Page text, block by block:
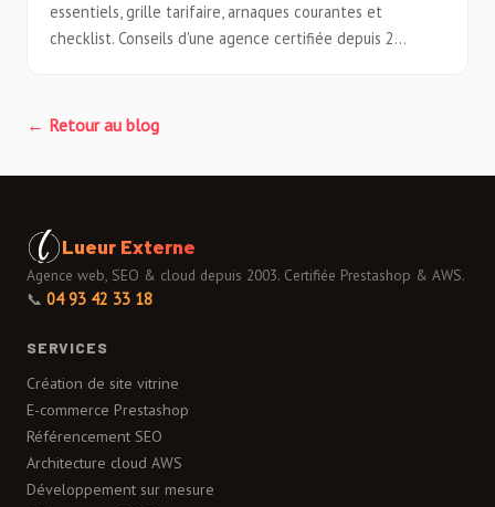
essentiels, grille tarifaire, arnaques courantes et
checklist. Conseils d'une agence certifiée depuis 2...
← Retour au blog
Lueur Externe
Agence web, SEO & cloud depuis 2003. Certifiée Prestashop & AWS.
📞 04 93 42 33 18
SERVICES
Création de site vitrine
E-commerce Prestashop
Référencement SEO
Architecture cloud AWS
Développement sur mesure